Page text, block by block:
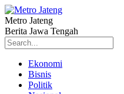
Metro Jateng
Berita Jawa Tengah
Ekonomi
Bisnis
Politik